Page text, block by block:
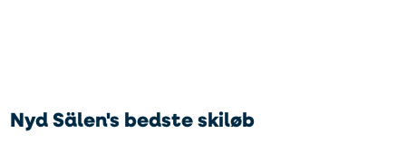
Nyd Sälen's bedste skiløb